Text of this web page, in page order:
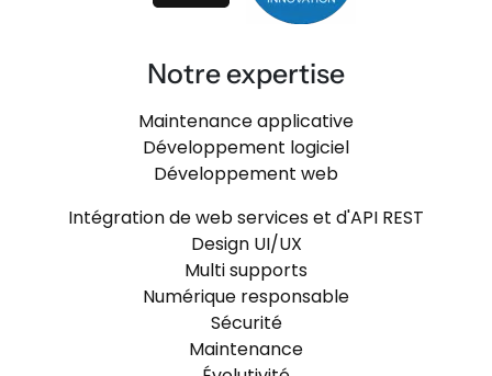
Notre expertise
Maintenance applicative
Développement logiciel
Développement web
Intégration de web services et d'API REST
Design UI/UX
Multi supports
Numérique responsable
Sécurité
Maintenance